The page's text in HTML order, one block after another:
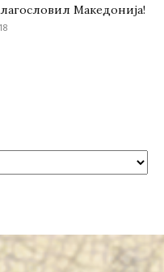
Македонија!